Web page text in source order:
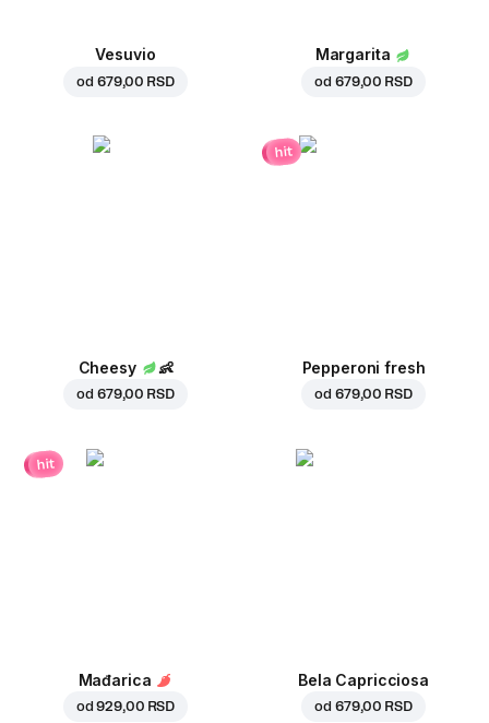
Vesuvio
od 679,00 RSD
Margarita
od 679,00 RSD
Cheesy 👶
od 679,00 RSD
hit
Pepperoni fresh
od 679,00 RSD
hit
Mađarica
od929,00 RSD
Bela Capricciosa
od 679,00 RSD